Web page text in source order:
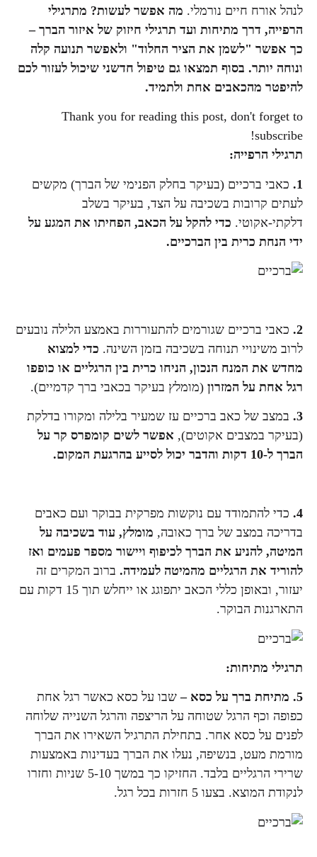
לנהל אורח חיים נורמלי. מה אפשר לעשות? מתרגילי
הרפייה, דרך מתיחות ועד תרגילי חיזוק של איזור הברך –
כך אפשר "לשמן את הציר החלוד" ולאפשר תנועה קלה
ונוחה יותר. בסוף תמצאו גם טיפול חדשני שיכול לעזור לכם
להיפטר מהכאבים אחת ולתמיד.
Thank you for reading this post, don't forget to
subscribe!
תרגילי הרפייה:
1. כאבי ברכיים (בעיקר בחלק הפנימי של הברך) מקשים
לעתים קרובות בשכיבה על הצד, בעיקר בשלב
דלקתי-אקוטי. כדי להקל על הכאב, הפחיתו את המגע על
ידי הנחת כרית בין הברכיים.
2. כאבי ברכיים שגורמים להתעוררות באמצע הלילה נובעים
לרוב משינויי תנוחה בשכיבה בזמן השינה. כדי למצוא
מחדש את המנח הנכון, הניחו כרית בין הרגליים או כופפו
רגל אחת על המזרון (מומלץ בעיקר בכאבי ברך קדמיים).
3
. במצב של כאב ברכיים עז שמעיר בלילה ומקורו בדלקת
(בעיקר במצבים אקוטים), אפשר לשים קומפרס קר על
הברך ל-10 דקות והדבר יכול לסייע בהרגעת המקום.
4. כדי להתמודד עם נוקשות מפרקית בבוקר ועם כאבים
בדריכה במצב של ברך כאובה, מומלץ, עוד בשכיבה על
המיטה, להניע את הברך לכיפוף ויישור מספר פעמים ואז
להוריד את הרגליים מהמיטה לעמידה. ברוב המקרים זה
יעזור, ובאופן כללי הכאב יתפוגג או ייחלש תוך 15 דקות עם
התארגנות הבוקר.
תרגילי מתיחות:
5. מתיחת ברך על כסא –שבו על כסא כאשר רגל אחת
כפופה וכף הרגל שטוחה על הריצפה והרגל השנייה שלוחה
לפנים על כסא אחר. בתחילת התרגיל השאירו את הברך
מורמת מעט, בנשיפה, נעלו את הברך בעדינות באמצעות
שרירי הרגליים בלבד. החזיקו כך במשך 5-10 שניות וחזרו
לנקודת המוצא. בצעו 5 חזרות בכל רגל.